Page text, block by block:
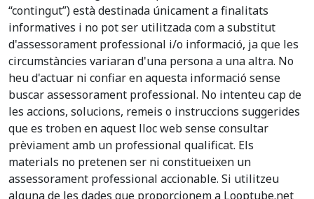
“contingut”) està destinada únicament a finalitats
informatives i no pot ser utilitzada com a substitut
d'assessorament professional i/o informació, ja que les
circumstàncies variaran d'una persona a una altra. No
heu d'actuar ni confiar en aquesta informació sense
buscar assessorament professional. No intenteu cap de
les accions, solucions, remeis o instruccions suggerides
que es troben en aquest lloc web sense consultar
prèviament amb un professional qualificat. Els
materials no pretenen ser ni constitueixen un
assessorament professional accionable. Si utilitzeu
alguna de les dades que proporcionem a Looptube.net